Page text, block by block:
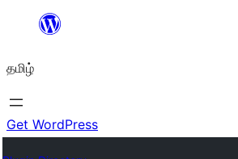
உள்ளடக்கத்திற்கு
தமிழ்
Get WordPress